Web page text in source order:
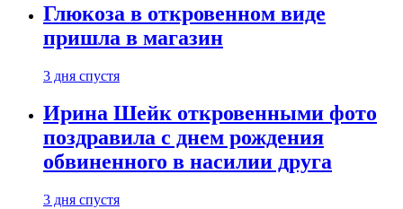
Глюкоза в откровенном виде
пришла в магазин
3 дня спустя
Ирина Шейк откровенными фото
поздравила с днем рождения
обвиненного в насилии друга
3 дня спустя